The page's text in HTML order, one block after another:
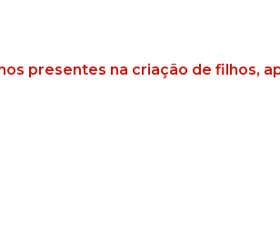
presentes na criação de filhos,